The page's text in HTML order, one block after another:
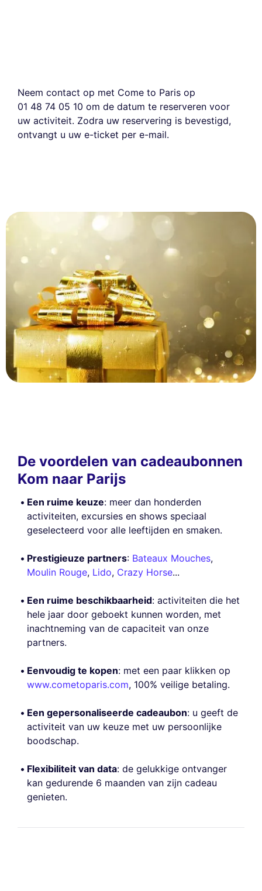
Neem contact op met Come to Paris op
01 48 74 05 10 om de datum te reserveren voor
uw activiteit. Zodra uw reservering is bevestigd,
ontvangt u uw e-ticket per e-mail.
De voordelen van cadeaubonnen
Kom naar Parijs
Een ruime keuze: meer dan honderden
activiteiten, excursies en shows speciaal
geselecteerd voor alle leeftijden en smaken.
Prestigieuze partners: Bateaux Mouches,
Moulin Rouge, Lido, Crazy Horse...
Een ruime beschikbaarheid: activiteiten die het
hele jaar door geboekt kunnen worden, met
inachtneming van de capaciteit van onze
partners.
Eenvoudig te kopen: met een paar klikken op
www.cometoparis.com, 100% veilige betaling.
Een gepersonaliseerde cadeaubon: u geeft de
activiteit van uw keuze met uw persoonlijke
boodschap.
Flexibiliteit van data: de gelukkige ontvanger
kan gedurende 6 maanden van zijn cadeau
genieten.